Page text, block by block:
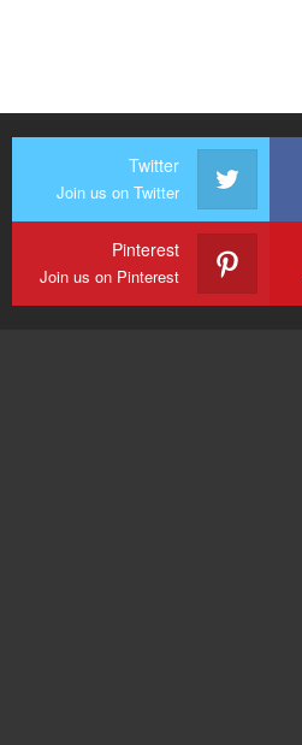
Twitter
Join us on Twitter
Pinterest
Join us on Pinterest